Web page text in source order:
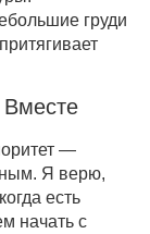
груди
—
Я верю,
есть
начать с